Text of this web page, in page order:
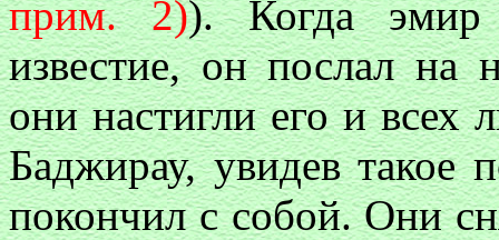
прим. 2)). Когда
известие, он послал на
они настигли его и всех
Баджирау, увидев такое
покончил с собой. Они